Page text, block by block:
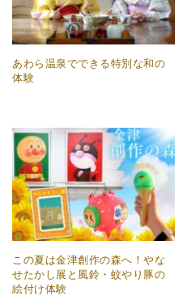
あわら温泉でできる特別な和の
体験
この夏は金津創作の森へ！やな
せたかし展と風鈴・蚊やり豚の
絵付け体験